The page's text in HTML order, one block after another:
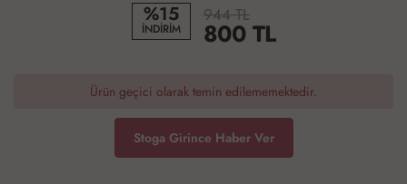
%15
İNDİRİM
944 TL
800TL
Ürün geçici olarak temin edilememektedir.
Stoga Girince Haber Ver